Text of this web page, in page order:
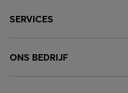
SERVICES
ONS BEDRIJF